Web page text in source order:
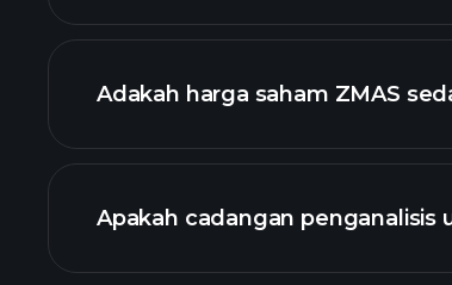
Adakah harga saham ZMAS
Apakah cadangan penganalisis